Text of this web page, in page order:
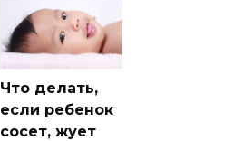
Что делать,
если ребенок
сосет, жует